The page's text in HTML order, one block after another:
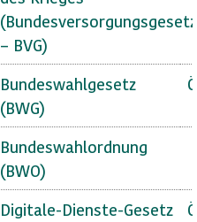
(Bundesversorgungsgesetz
– BVG)
Bundeswahlgesetz
(BWG)
Bundeswahlordnung
(BWO)
Digitale-Dienste-Gesetz